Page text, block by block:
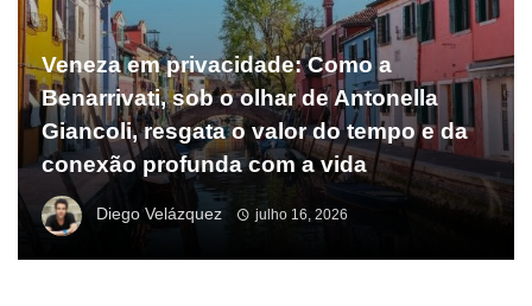
Veneza em privacidade: Como a
Benarrivati, sob o olhar de Antonella
Giancoli, resgata o valor do tempo e da
conexão profunda com a vida
Diego Velázquez julho 16, 2026